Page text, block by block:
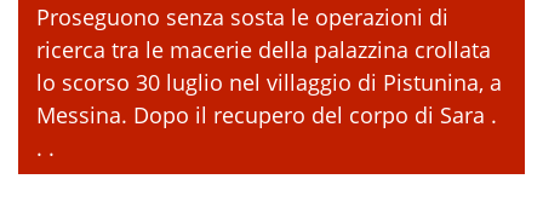
Proseguono senza sosta le operazioni di
ricerca tra le macerie della palazzina crollata
lo scorso 30 luglio nel villaggio di Pistunina, a
Messina. Dopo il recupero del corpo di Sara .
. .